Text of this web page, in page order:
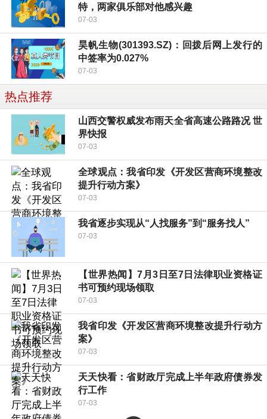
特，两家俱乐部对他感兴趣
07-03
昊帆生物(301393.SZ)：回拨后网上发行的
中签率为0.027%
07-03
热点推荐
山西交警权威发布雨天全省高速公路路况 世
界快报
07-03
全球观点：我省印发《开发区营商环境整改
提升行动方案》
07-03
我省逐步实现从“人找服务”到“服务找人”
07-03
【世界热闻】7月3日至7日法律职业资格证
书可预约现场领取
07-03
我省印发《开发区营商环境整改提升行动方
案》
07-03
天天快看：省财政厅完成上半年政府债券发
行工作
07-03